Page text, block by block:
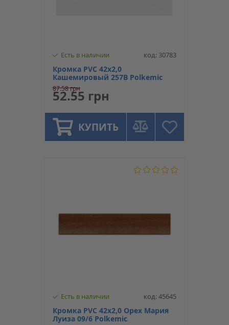
Есть в наличии код: 30783
Кромка PVC 42х2,0
Кашемировый 257B Polkemic
87.58 грн
52.55 грн
КУПИТЬ
Есть в наличии код: 45645
Кромка PVC 42х2,0 Орех Мария
Луиза 09/6 Polkemic